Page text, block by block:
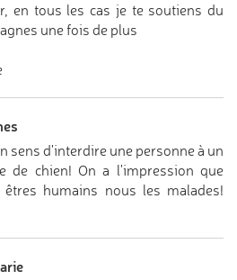
en tous les cas je te soutiens du
une fois de plus
sens d'interdire une personne à un
de chien! On a l'impression que
humains nous les malades!